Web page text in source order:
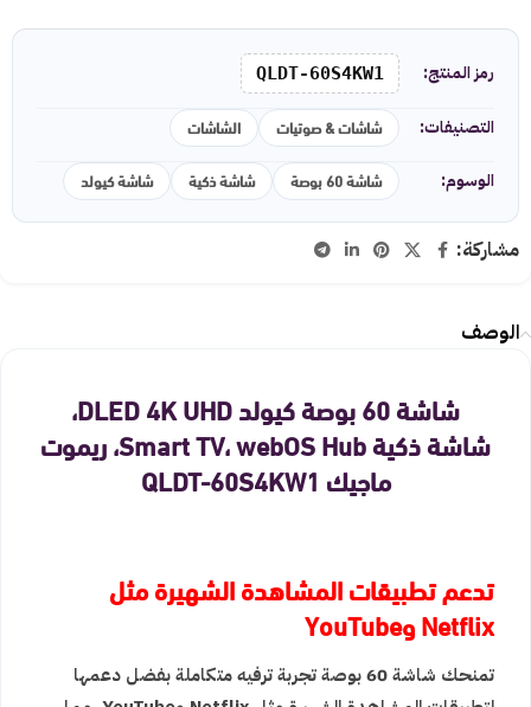
رمز المنتج: QLDT-60S4KW1
التصنيفات: شاشات & صوتيات الشاشات
الوسوم: شاشة 60 بوصة شاشة ذكية شاشة كيولد
مشاركة:
الوصف
شاشة 60 بوصة كيولد DLED 4K UHD،
شاشة ذكية Smart TV، webOS Hub، ريموت
ماجيك QLDT-60S4KW1
تدعم تطبيقات المشاهدة الشهيرة مثل
Netflix وYouTube
تمنحك شاشة 60 بوصة تجربة ترفيه متكاملة بفضل دعمها